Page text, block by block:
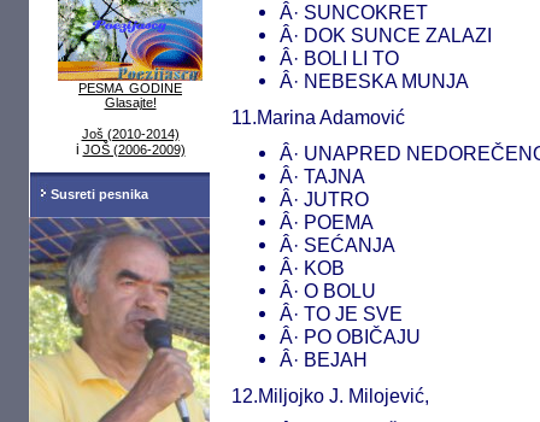
PESMA GODINE
Glasajte!
Još (2010-2014)
i JOŠ (2006-2009)
Susreti pesnika
Â· SUNCOKRET
Â· DOK SUNCE ZALAZI
Â· BOLI LI TO
Â· NEBESKA MUNJA
11.Marina Adamović
Â· UNAPRED
Â· TAJNA
Â· JUTRO
Â· POEMA
Â· SEĆANJA
Â· KOB
Â· O BOLU
Â· TO JE SVE
Â· PO OBIČAJU
Â· BEJAH
12.Miljojko J. Milojević,